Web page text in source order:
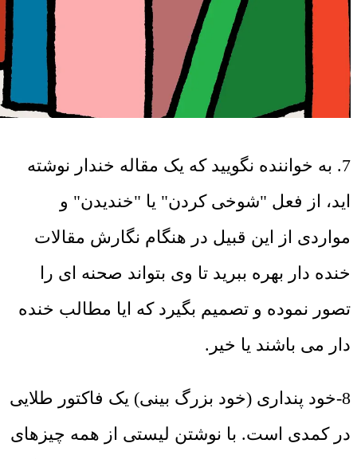
7. به خواننده نگویید که یک مقاله خندار نوشته
اید، از فعل "شوخی کردن" یا "خندیدن" و
مواردی از این قبیل در هنگام نگارش مقالات
خنده دار بهره ببرید تا وی بتواند صحنه ای را
تصور نموده و تصمیم بگیرد که ایا مطالب خنده
دار می باشند یا خیر.
8-خود پنداری (خود بزرگ بینی) یک فاکتور طلایی
در کمدی است. با نوشتن لیستی از همه چیزهای